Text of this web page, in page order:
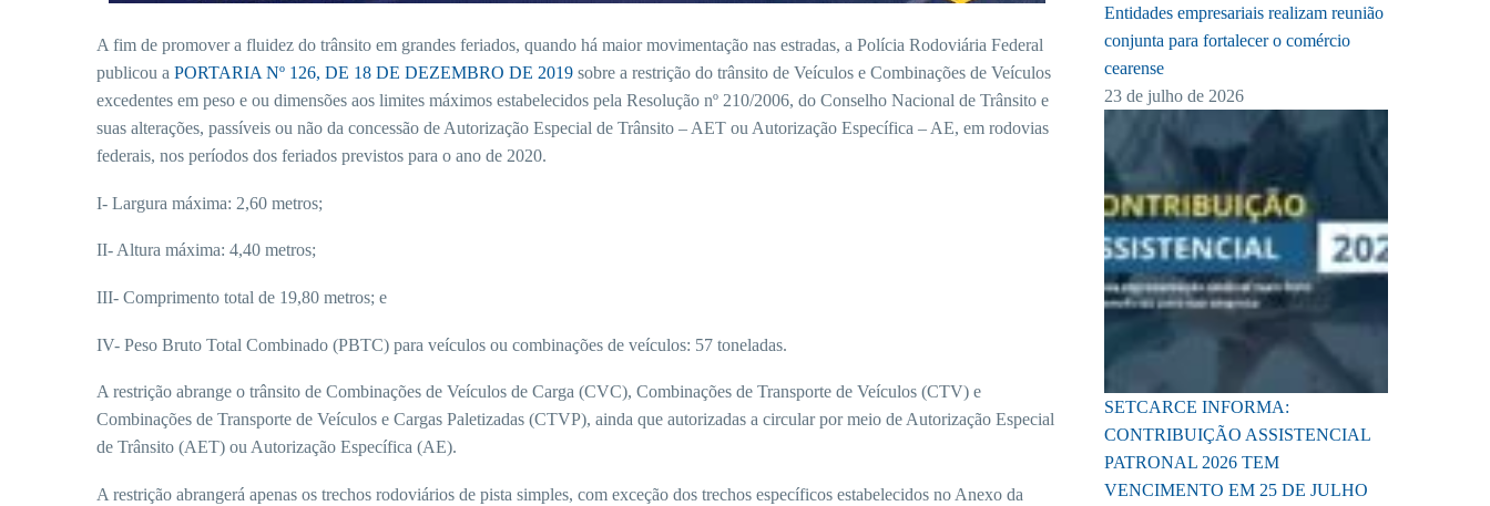
A fim de promover a fluidez do trânsito em grandes feriados, quando há maior movimentação nas estradas, a Polícia Rodoviária Federal
publicou a PORTARIA Nº 126, DE 18 DE DEZEMBRO DE 2019 sobre a restrição do trânsito de Veículos e Combinações de Veículos
excedentes em peso e ou dimensões aos limites máximos estabelecidos pela Resolução nº 210/2006, do Conselho Nacional de Trânsito e
suas alterações, passíveis ou não da concessão de Autorização Especial de Trânsito – AET ou Autorização Específica – AE, em rodovias
federais, nos períodos dos feriados previstos para o ano de 2020.
I- Largura máxima: 2,60 metros;
II- Altura máxima: 4,40 metros;
III- Comprimento total de 19,80 metros; e
IV- Peso Bruto Total Combinado (PBTC) para veículos ou combinações de veículos: 57 toneladas.
A restrição abrange o trânsito de Combinações de Veículos de Carga (CVC), Combinações de Transporte de Veículos (CTV) e
Combinações de Transporte de Veículos e Cargas Paletizadas (CTVP), ainda que autorizadas a circular por meio de Autorização Especial
de Trânsito (AET) ou Autorização Específica (AE).
A restrição abrangerá apenas os trechos rodoviários de pista simples, com exceção dos trechos específicos estabelecidos no Anexo da
Entidades empresariais realizam reunião
conjunta para fortalecer o comércio
cearense
23 de julho de 2026
SETCARCE INFORMA:
CONTRIBUIÇÃO ASSISTENCIAL
PATRONAL 2026 TEM
VENCIMENTO EM 25 DE JULHO